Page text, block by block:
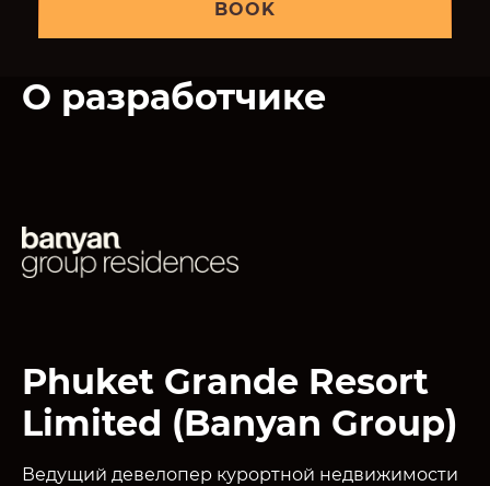
BOOK
О разработчике
Phuket Grande Resort
Limited (Banyan Group)
Ведущий девелопер курортной недвижимости